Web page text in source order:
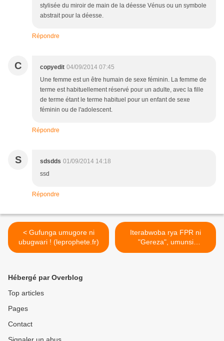
stylisée du miroir de main de la déesse Vénus ou un symbole
abstrait pour la déesse.
Répondre
C copyedit 04/09/2014 07:45
Une femme est un être humain de sexe féminin. La femme de
terme est habituellement réservé pour un adulte, avec la fille
de terme étant le terme habituel pour un enfant de sexe
féminin ou de l'adolescent.
Répondre
S sdsdds 01/09/2014 14:18
ssd
Répondre
< Gufunga umugore ni
ubugwari ! (leprophete.fr)
Iterabwoba rya FPR ni
"Gereza", umunsi
abaturage baritinyutse bose
Hébergé par Overblog
Top articles
Pages
Contact